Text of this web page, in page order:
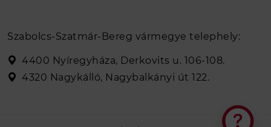
Szabolcs-Szatmár-Bereg vármegye telephely:
4400 Nyíregyháza, Derkovits u. 106-108.
4320 Nagykálló, Nagybalkányi út 122.